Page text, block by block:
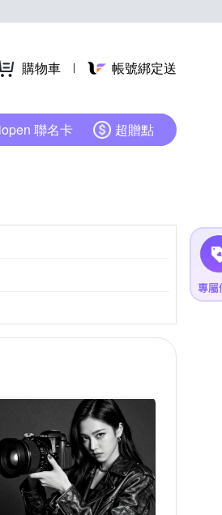
購物車 帳號綁定送
聯名卡 超贈點